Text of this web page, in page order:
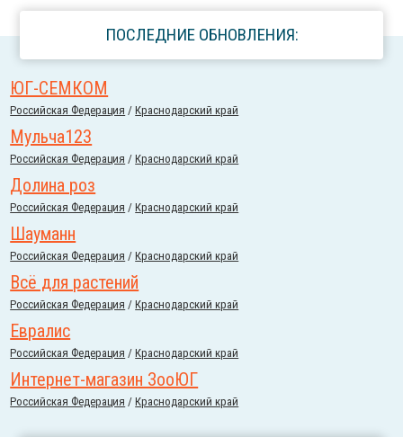
ПОСЛЕДНИЕ ОБНОВЛЕНИЯ:
ЮГ-СЕМКОМ
Российcкая Федерация /Краснодарский край
Мульча123
Российcкая Федерация /Краснодарский край
Долина роз
Российcкая Федерация /Краснодарский край
Шауманн
Российcкая Федерация /Краснодарский край
Всё для растений
Российcкая Федерация /Краснодарский край
Евралис
Российcкая Федерация /Краснодарский край
Интернет-магазин ЗооЮГ
Российcкая Федерация /Краснодарский край